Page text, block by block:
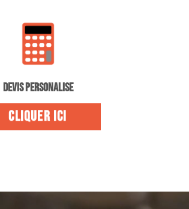
DEVIS PERSONALISE
CLIQUER ICI